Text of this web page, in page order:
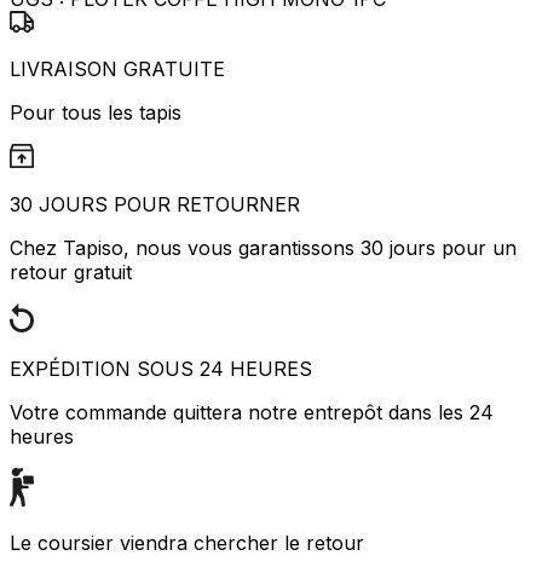
LIVRAISON GRATUITE
Pour tous les tapis
30 JOURS POUR RETOURNER
Chez Tapiso, nous vous garantissons 30 jours pour un
retour gratuit
EXPÉDITION SOUS 24 HEURES
Votre commande quittera notre entrepôt dans les 24
heures
Le coursier viendra chercher le retour